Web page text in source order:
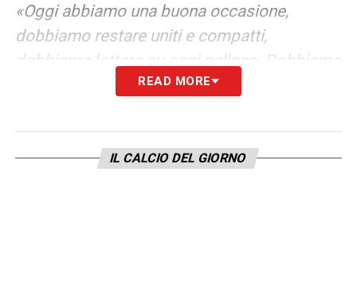
«Oggi abbiamo una buona occasione,
dobbiamo restare uniti e compatti,
dobbiamo lottare su ogni pallone. Dobbiamo
lavorare per la squadra. Sicuramente è uno
mi piace giocare. Mi piace rientrare come
Berardi» .
READ MORE
IL CALCIO DEL GIORNO